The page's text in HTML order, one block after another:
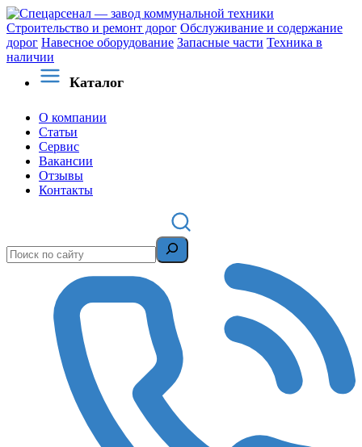
Строительство и ремонт дорог Обслуживание и содержание
дорог Навесное оборудование Запасные части Техника в
наличии
Каталог
О компании
Статьи
Сервис
Вакансии
Отзывы
Контакты